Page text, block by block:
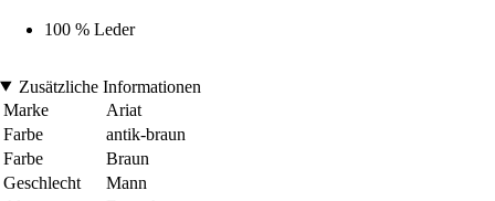
100 % Leder
Zusätzliche Informationen
Marke
Ariat
Farbe
antik-braun
Farbe
Braun
Geschlecht
Mann